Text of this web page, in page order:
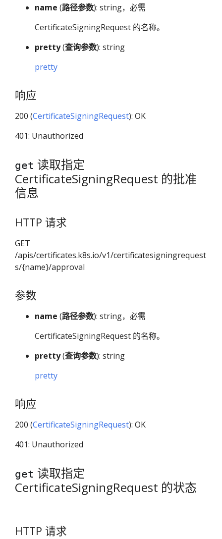
name (路径参数): string，必需
CertificateSigningRequest 的名称。
pretty(查询参数): string
pretty
响应
200 (CertificateSigningRequest): OK
401: Unauthorized
get 读取指定
CertificateSigningRequest 的批准
信息
HTTP 请求
GET
/apis/certificates.k8s.io/v1/certificatesigningrequest
s/{name}/approval
参数
name (路径参数): string，必需
CertificateSigningRequest 的名称。
pretty(查询参数): string
pretty
响应
200 (CertificateSigningRequest): OK
401: Unauthorized
get 读取指定
CertificateSigningRequest 的状态
HTTP 请求